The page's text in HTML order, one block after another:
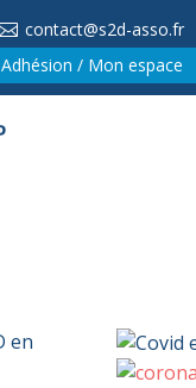
contact@s2d-asso.fr
Adhésion / Mon espace